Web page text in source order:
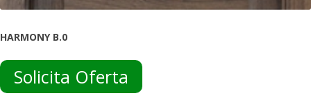
HARMONY B.0
Solicita Oferta